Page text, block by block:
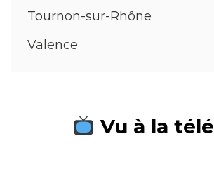
Tournon-sur-Rhône
Valence
Vu à la télé